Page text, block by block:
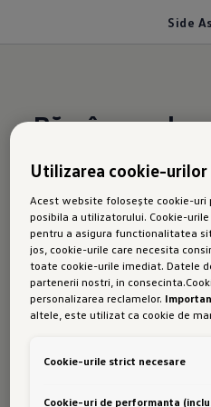
Side
Rămâne pe
GTE
Utilizarea cookie-urilor
Acest website folosește cookie-uri
posibila a utilizatorului. Cookie-
pentru a asigura functionalitatea
jos, cookie-urile care necesita
toate cookie-urile imediat. Datele
partenerii nostri, in
personalizarea reclamelor.
altele, este utilizat ca cookie de
protectie a datelor decat Uniunea
date datorita legislatiei actuale.
Cookie-urile strict necesare
Cookie-uri de performanta